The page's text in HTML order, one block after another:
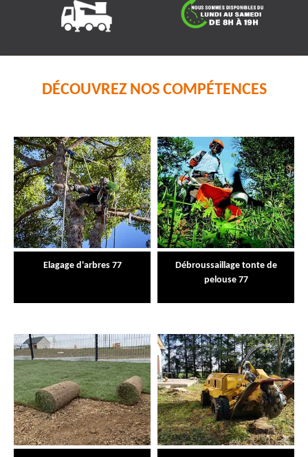
DÉCOUVREZ NOS COMPÉTENCES
Elagage d'arbres 77
Débroussaillage tonte de
pelouse 77